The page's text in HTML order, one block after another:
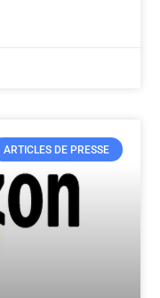
ARTICLES DE PRESSE